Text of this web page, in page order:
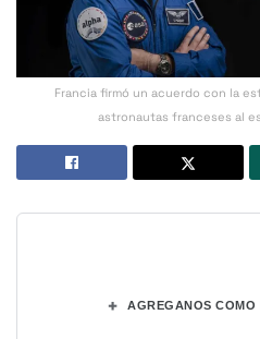
Francia firmó un acuerdo con la
astronautas franceses al
+ AGREGANOS COMO